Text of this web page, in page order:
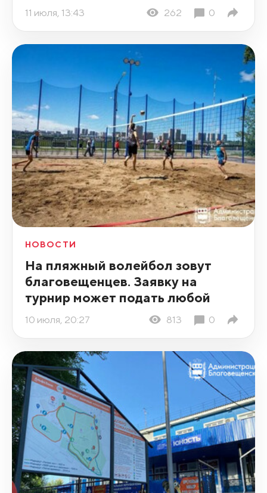
11 июля, 13:43 262 0
НОВОСТИ
На пляжный волейбол зовут
благовещенцев. Заявку на
турнир может подать любой
10 июля, 20:27 813 0